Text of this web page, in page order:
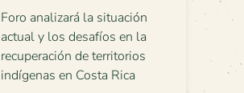
Foro analizará la situación
actual y los desafíos en la
recuperación de territorios
indígenas en Costa Rica